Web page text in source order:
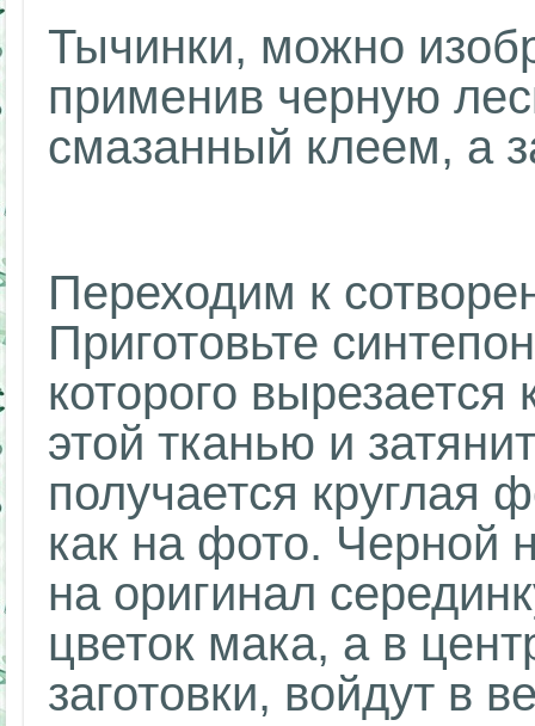
Тычинки, можно
применив черную
смазанный клеем, а
Переходим к
Приготовьте
которого
этой тканью и
получается круглая
как на фото. Черной
на оригинал
цветок мака, а в
заготовки, войдут в